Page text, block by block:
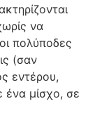
να
πολύποδες
(σαν
εντέρου,
ένα μίσχο, σε